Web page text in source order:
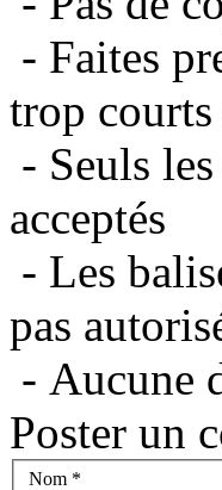
- Faites
trop courts
- Seuls
acceptés
- Les
pas
- Aucune
Poster un
Nom *